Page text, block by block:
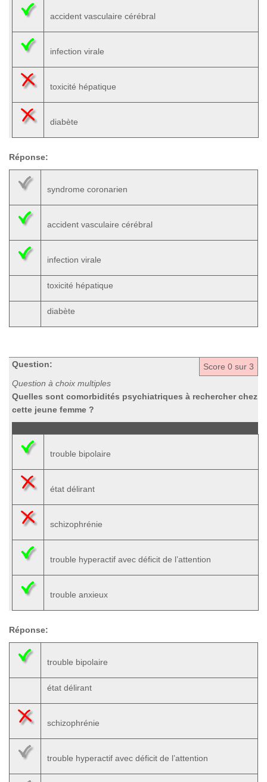
accident vasculaire cérébral
infection virale
toxicité hépatique
diabète
Réponse:
syndrome coronarien
accident vasculaire cérébral
infection virale
toxicité hépatique
diabète
Score 0 sur 3
Question:
Question à choix multiples
Quelles sont comorbidités psychiatriques à rechercher chez
cette jeune femme ?
trouble bipolaire
état délirant
schizophrénie
trouble hyperactif avec déficit de l’attention
trouble anxieux
Réponse:
trouble bipolaire
état délirant
schizophrénie
trouble hyperactif avec déficit de l’attention